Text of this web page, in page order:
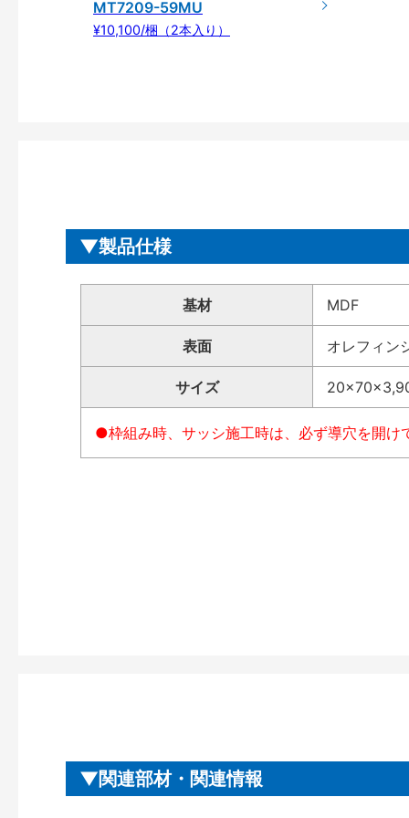
MT7209-59MU
¥10,100/梱（2本入り）
製品仕様
基材 MDF
表面 オレフィン
サイズ
●枠組み時、サッシ施工時は、必ず導穴を開け
関連部材・関連情報